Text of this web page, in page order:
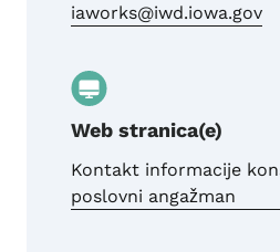
iaworks@iwd.iowa.gov
Web stranica(e)
Kontakt informacije
poslovni angažman